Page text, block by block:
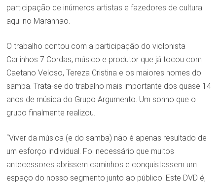
participação de inúmeros artistas e fazedores de cultura
aqui no Maranhão.
O trabalho contou com a participação do violonista
Carlinhos 7 Cordas, músico e produtor que já tocou com
Caetano Veloso, Tereza Cristina e os maiores nomes do
samba. Trata-se do trabalho mais importante dos quase 14
anos de música do Grupo Argumento. Um sonho que o
grupo finalmente realizou.
“Viver da música (e do samba) não é apenas resultado de
um esforço individual. Foi necessário que muitos
antecessores abrissem caminhos e conquistassem um
espaço do nosso segmento junto ao público. Este DVD é,